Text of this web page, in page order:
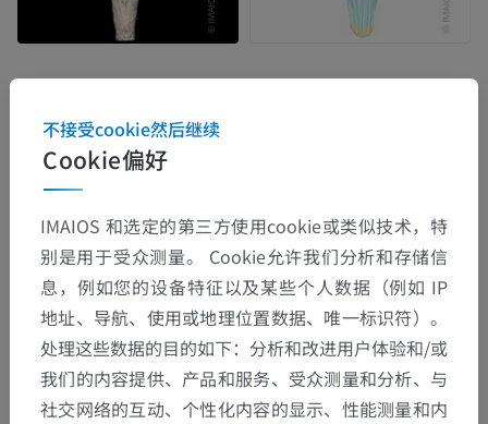
人体> 整合系统> 神经系统> 中枢神经系统>
大脑> 大脑> 间脑 缰沟
底层结构：这个解剖部位没有子结构
人体解剖学1
Cookie偏好
不接受cookie然后继续
IMAIOS 和选定的第三方使用cookie或类似技术，特
别是用于受众测量。 Cookie允许我们分析和存储信
息，例如您的设备特征以及某些个人数据（例如 IP
地址、导航、使用或地理位置数据、唯一标识符）。
处理这些数据的目的如下：分析和改进用户体验和/或
我们的内容提供、产品和服务、受众测量和分析、与
社交网络的互动、个性化内容的显示、性能测量和内